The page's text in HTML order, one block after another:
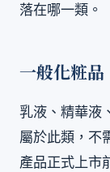
落在哪一類。
一般化粧品
乳液、精華液
屬於此類，不
產品正式上市